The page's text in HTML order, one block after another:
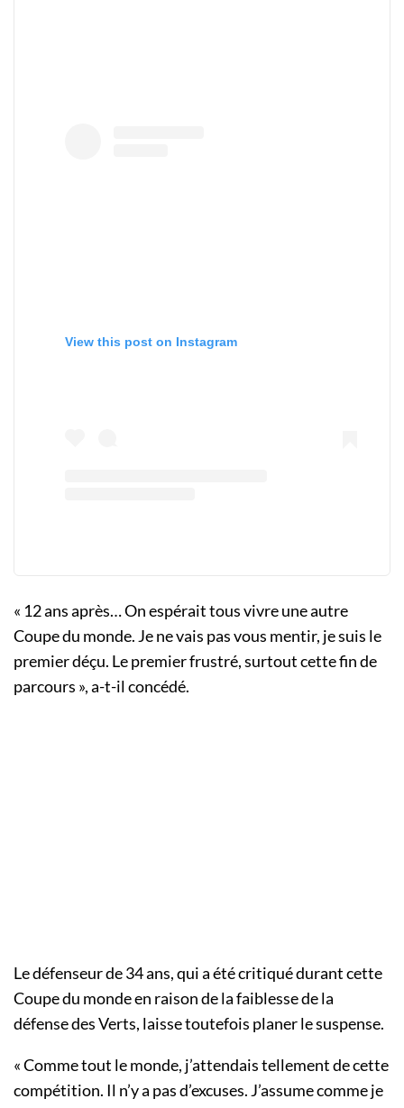
View this post on Instagram
« 12 ans après… On espérait tous vivre une autre
Coupe du monde. Je ne vais pas vous mentir, je suis le
premier déçu. Le premier frustré, surtout cette fin de
parcours », a-t-il concédé.
Le défenseur de 34 ans, qui a été critiqué durant cette
Coupe du monde en raison de la faiblesse de la
défense des Verts, laisse toutefois planer le suspense.
« Comme tout le monde, j’attendais tellement de cette
compétition. Il n’y a pas d’excuses. J’assume comme je